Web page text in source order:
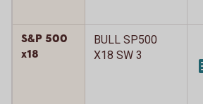
S&P 500
x18
BULL SP500
X18 SW 3